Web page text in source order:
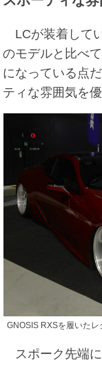
LCが装着して
のモデルと比べ
になっている点
ティな雰囲気を
GNOSIS RXSを履いたレ
スポーク先端